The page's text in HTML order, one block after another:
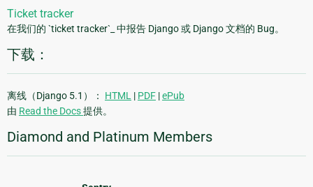
Ticket tracker
在我们的 `ticket tracker`_ 中报告 Django 或 Django 文档的 Bug。
下载：
离线（Django 5.1）： HTML | PDF |ePub
由 Read the Docs提供。
Diamond and Platinum Members